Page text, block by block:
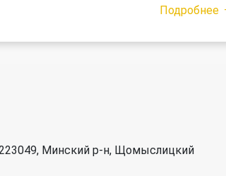
Подробнее
Минский р-н, Щомыслицкий